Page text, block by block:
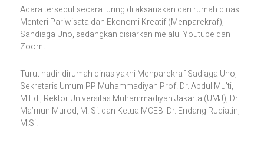
Acara tersebut secara luring dilaksanakan dari rumah dinas
Menteri Pariwisata dan Ekonomi Kreatif (Menparekraf),
Sandiaga Uno, sedangkan disiarkan melalui Youtube dan
Zoom.
Turut hadir dirumah dinas yakni Menparekraf Sadiaga Uno,
Sekretaris Umum PP Muhammadiyah Prof. Dr. Abdul Mu’ti,
M.Ed., Rektor Universitas Muhammadiyah Jakarta (UMJ), Dr.
Ma’mun Murod, M. Si. dan Ketua MCEBI Dr. Endang Rudiatin,
M.Si.